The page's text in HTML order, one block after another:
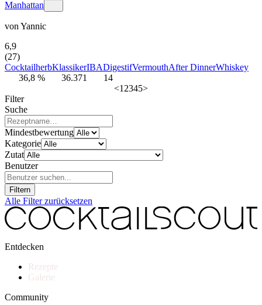
Manhattan
von Yannic
6,9
(27)
CocktailherbKlassikerIBADigestifVermouthAfter DinnerWhiskey
36,8 %
36.371
14
<1 2345>
Filter
Suche
Mindestbewertung
Kategorie
Zutat
Benutzer
Filtern
Alle Filter zurücksetzen
Entdecken
Rezepte
Galerie
Community